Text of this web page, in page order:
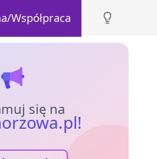
Współpraca
się na